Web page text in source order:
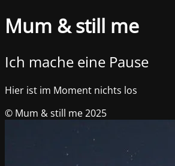
Mum & still me
Ich mache eine Pause
Hier ist im Moment nichts los
© Mum & still me 2025